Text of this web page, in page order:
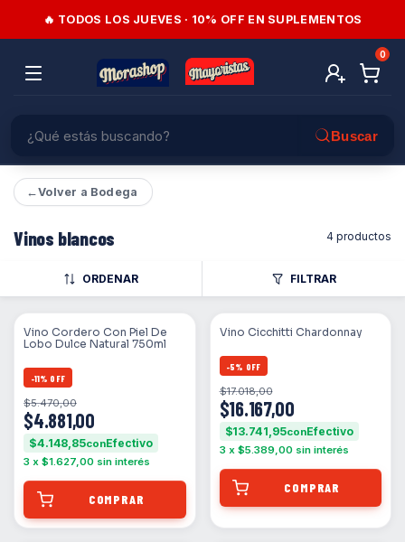
🔥 TODOS LOS JUEVES · 10% OFF EN SUPLEMENTOS
0
←Volver a Bodega
Vinos blancos 4 productos
ORDENAR FILTRAR
Vino Cordero Con Piel De
Lobo Dulce Natural 750ml
-11% OFF
$4.881,00
$5.470,00
$4.148,85con
3 x $1.627,00 sin interés
Vino Cicchitti Chardonnay
-5% OFF
$16.167,00
$17.018,00
$13.741,95con
3 x $5.389,00 sin interés